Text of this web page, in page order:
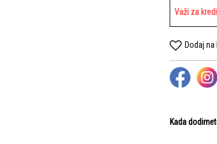
Važi za
Dodaj
Kada